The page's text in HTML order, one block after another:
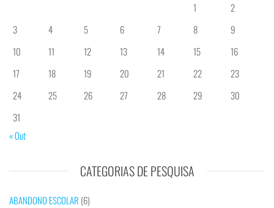
1
2
3
4 5 6 7 8
9
10
11 12 13 14 15
16
17
18 19 20 21 22
23
24
25 26 27 28 29
30
31
« Out
CATEGORIAS DE PESQUISA
ABANDONO ESCOLAR (6)